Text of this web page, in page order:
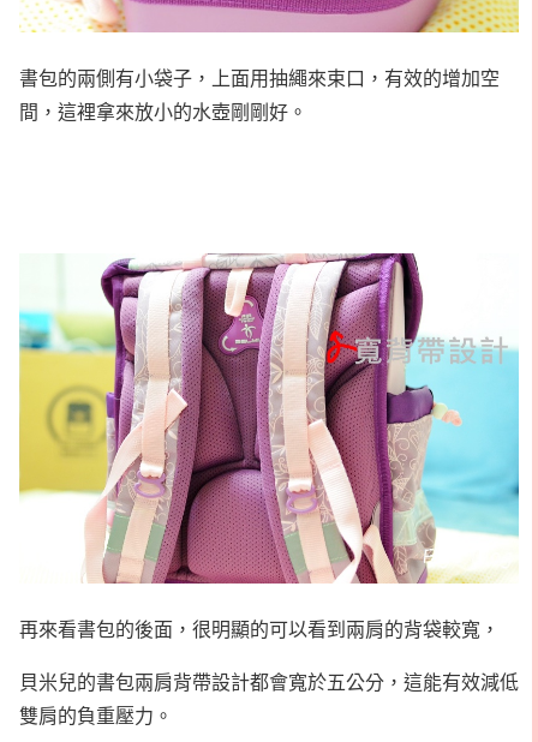
書包的兩側有小袋子，上面用抽繩來束口，有效的增加空
間，這裡拿來放小的水壺剛剛好。
再來看書包的後面，很明顯的可以看到兩肩的背袋較寬，
貝米兒的書包兩肩背帶設計都會寬於五公分，這能有效減低
雙肩的負重壓力。